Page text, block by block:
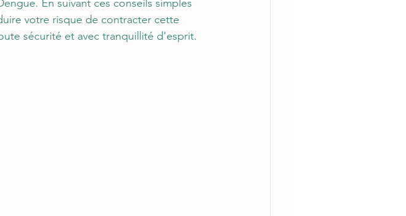
En suivant ces conseils simples
votre risque de contracter cette
sécurité et avec tranquillité d'esprit.